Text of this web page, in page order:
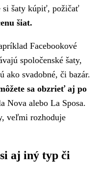
si šaty kúpiť, požičať
šiat.
Facebookové
spoločenské šaty,
ako svadobné, či bazár.
sa obzrieť aj po
Nova alebo La Sposa.
veľmi rozhoduje
aj iný typ či